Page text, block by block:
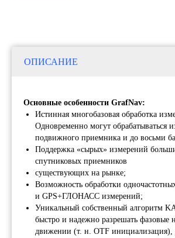
Основные особенности GrafNav:
Истинная многобазовая обработка
Одновременно могут обрабатываться
подвижного приемника и до восьми
Поддержка «сырых» измерений
спутниковых приемников
существующих на рынке;
Возможность обработки
и GPS+ГЛОНАСС измерений;
Уникальный собственный алгоритм
быстро и надежно разрешать фазовые
движении (т. н. OTF инициализация),